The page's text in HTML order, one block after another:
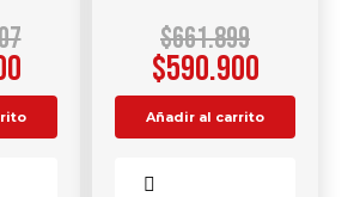
$661.899
$590.900
Añadir al carrito